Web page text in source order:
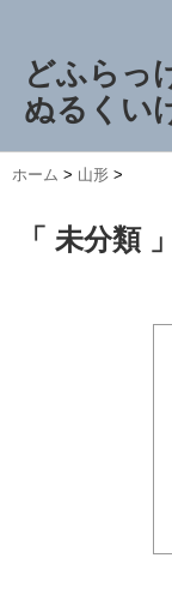
どふら
ぬるくい
ホーム > 山形 >
「 未分類